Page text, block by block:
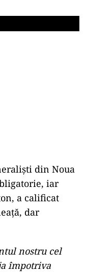
din Noua
iar
a calificat
dar
nostru cel
împotriva